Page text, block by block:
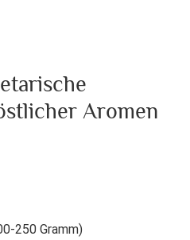
Aromen
250 Gramm)